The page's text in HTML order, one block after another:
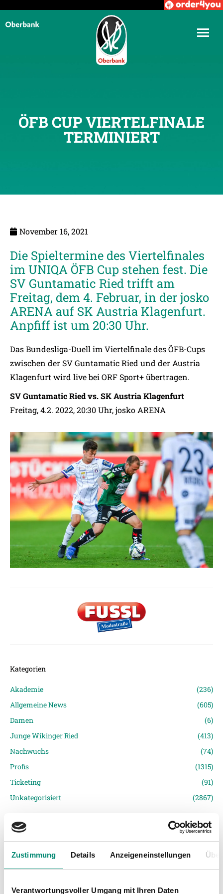
Zustimmung Details Anzeigeneinstellungen
Verantwortungsvoller Umgang mit Ihren Daten
ÖFB CUP VIERTELFINALE
TERMINIERT
November 16, 2021
Die Spieltermine des Viertelfinales
im UNIQA ÖFB Cup stehen fest. Die
SV Guntamatic Ried trifft am
Freitag, dem 4. Februar, in der josko
ARENA auf SK Austria Klagenfurt.
Anpfiff ist um 20:30 Uhr.
Das Bundesliga-Duell im Viertelfinale des ÖFB-Cups
zwischen der SV Guntamatic Ried und der Austria
Klagenfurt wird live bei ORF Sport+ übertragen.
SV Guntamatic Ried vs. SK Austria Klagenfurt
Freitag, 4.2. 2022, 20:30 Uhr, josko ARENA
Kategorien
Akademie
(236)
Allgemeine News
(605)
Damen
(6)
Junge Wikinger Ried
(413)
Nachwuchs
(74)
Profis
(1315)
Ticketing
(91)
Unkategorisiert
(2867)
VORIGER NEWSEINTRAG NÄCHSTER NEWSEINTRAG